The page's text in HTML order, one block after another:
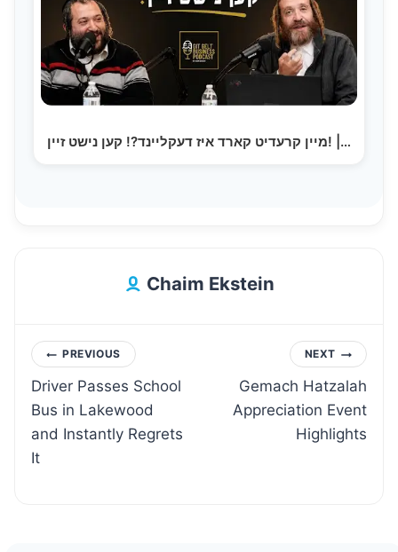
מיין קרעדיט קארד איז דעקליינד?! קען נישט זיין! |…
Chaim Ekstein
Post
navigation
PREVIOUS
Driver Passes School
Bus in Lakewood
and Instantly Regrets
It
NEXT
Gemach Hatzalah
Appreciation Event
Highlights